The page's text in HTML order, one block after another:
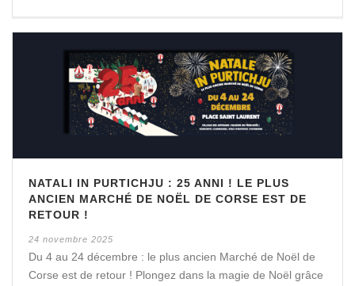
NATALI IN PURTICHJU : 25 ANNI ! LE PLUS
ANCIEN MARCHÉ DE NOËL DE CORSE EST DE
RETOUR !
24 novembre 2025
Du 4 au 24 décembre : le plus ancien Marché de Noël de
Corse est de retour ! Plongez dans la magie de Noël grâce